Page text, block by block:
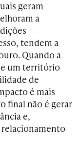
geram
a
tendem a
Quando a
um território
de
é mais
final não é gerar
e,